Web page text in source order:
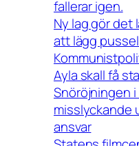
fallerar igen.
Ny lag gör
att lägg
Ayla skall få
Snöröjningen
misslyckande
ansvar